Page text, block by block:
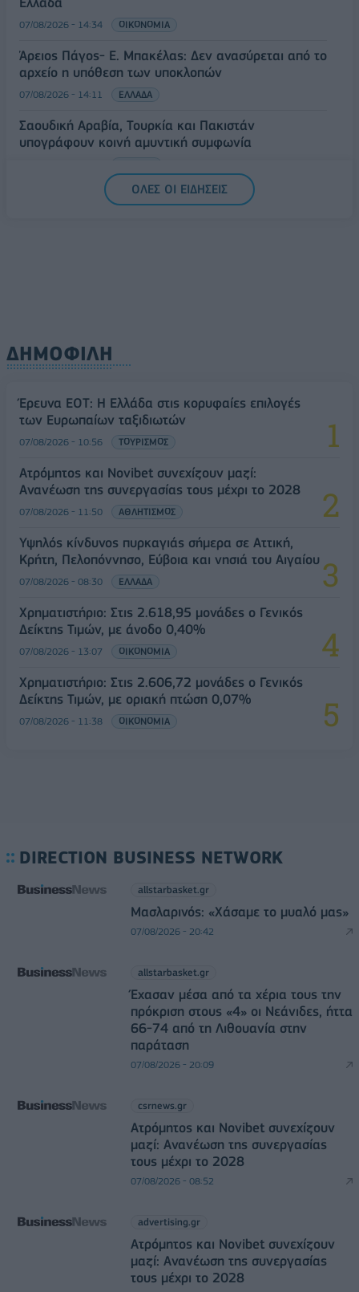
07/08/2026 - 14:34 ΟΙΚΟΝΟΜΙΑ
Άρειος Πάγος- Ε. Μπακέλας: Δεν ανασύρεται από το
αρχείο η υπόθεση των υποκλοπών
07/08/2026 - 14:11 ΕΛΛΑΔΑ
Σαουδική Αραβία, Τουρκία και Πακιστάν
υπογράφουν κοινή αμυντική συμφωνία
ΟΛΕΣ ΟΙ ΕΙΔΗΣΕΙΣ
ΔΗΜΟΦΙΛΗ
Έρευνα ΕΟΤ: Η Ελλάδα στις κορυφαίες επιλογές
των Ευρωπαίων ταξιδιωτών
07/08/2026 - 10:56 ΤΟΥΡΙΣΜΟΣ
Ατρόμητος και Novibet συνεχίζουν μαζί:
Ανανέωση της συνεργασίας τους μέχρι το 2028
07/08/2026 - 11:50 ΑΘΛΗΤΙΣΜΟΣ
Υψηλός κίνδυνος πυρκαγιάς σήμερα σε Αττική,
Κρήτη, Πελοπόννησο, Εύβοια και νησιά του Αιγαίου
07/08/2026 - 08:30 ΕΛΛΑΔΑ
Χρηματιστήριο: Στις 2.618,95 μονάδες ο Γενικός
Δείκτης Τιμών, με άνοδο 0,40%
07/08/2026 - 13:07 ΟΙΚΟΝΟΜΙΑ
Χρηματιστήριο: Στις 2.606,72 μονάδες ο Γενικός
Δείκτης Τιμών, με οριακή πτώση 0,07%
07/08/2026 - 11:38 ΟΙΚΟΝΟΜΙΑ
DIRECTION BUSINESS NETWORK
allstarbasket.gr
Μασλαρινός: «Χάσαμε το μυαλό μας»
07/08/2026 - 20:42
allstarbasket.gr
Έχασαν μέσα από τα χέρια τους την
πρόκριση στους «4» οι Νεάνιδες, ήττα
66-74 από τη Λιθουανία στην
παράταση
07/08/2026 - 20:09
csrnews.gr
Ατρόμητος και Novibet συνεχίζουν
μαζί: Ανανέωση της συνεργασίας
τους μέχρι το 2028
07/08/2026 - 08:52
advertising.gr
Ατρόμητος και Novibet συνεχίζουν
μαζί: Ανανέωση της συνεργασίας
τους μέχρι το 2028